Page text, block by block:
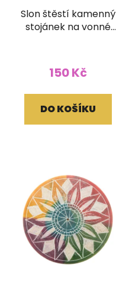
Slon štěstí kamenný
stojánek na vonné
150 Kč
DO KOŠÍKU